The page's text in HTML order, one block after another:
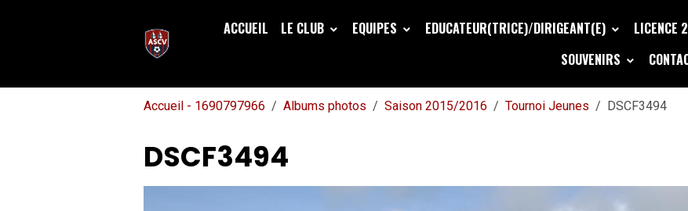
ACCUEIL LE CLUB EQUIPES EDUCATEUR(TRICE)/DIRIGEANT(E)
SOUVENIRS
Accueil - 1690797966 Albums photos Saison 2015/2016 Tournoi Jeunes DSCF3494
DSCF3494